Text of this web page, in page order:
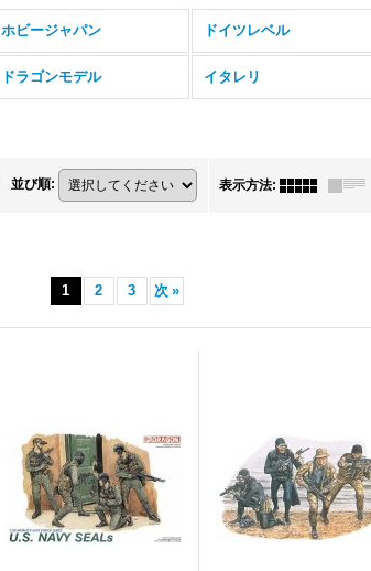
ホビージャパン ドイツレベル
ドラゴンモデル イタレリ
並び順: 表示方法:
1 2 3 次 »